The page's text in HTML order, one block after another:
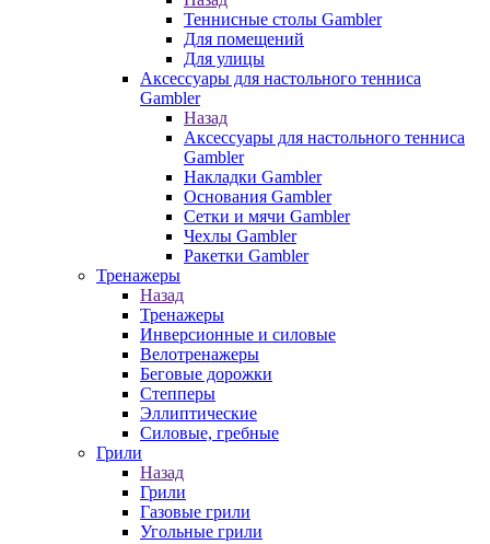
Теннисные столы Gambler
Для помещений
Для улицы
Аксессуары для настольного тенниса
Gambler
Назад
Аксессуары для настольного тенниса
Gambler
Накладки Gambler
Основания Gambler
Сетки и мячи Gambler
Чехлы Gambler
Ракетки Gambler
Тренажеры
Назад
Тренажеры
Инверсионные и силовые
Велотренажеры
Беговые дорожки
Степперы
Эллиптические
Силовые, гребные
Грили
Назад
Грили
Газовые грили
Угольные грили